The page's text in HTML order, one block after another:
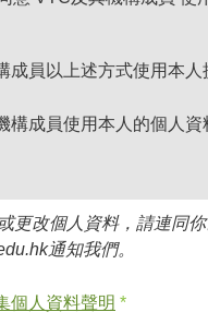
成員以上述方式使用本
構成員使用本人的個人
更改個人資料，請連同
通知我們。
個人資料聲明 *